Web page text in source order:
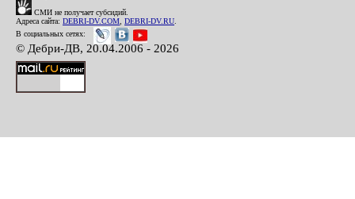
СМИ не получает субсидий.
Адреса сайта: DEBRI-DV.COM DEBRI-DV.RU
В социальных сетях:
© Дебри-ДВ, 20.04.2006 - 2026